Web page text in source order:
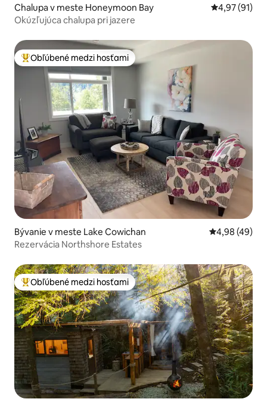
Chalupa v meste Honeymoon Bay Priemerné
4,97 (91)
Okúzľujúca chalupa pri jazere
Najobľúbenejšie medzi hosťami
Obľúbené medzi hosťami
Bývanie v meste Lake Cowichan Priemerné
4,98 (49)
Rezervácia Northshore Estates
Najobľúbenejšie medzi hosťami
Obľúbené medzi hosťami